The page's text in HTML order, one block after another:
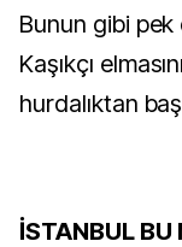
Bunun gibi pek
Kaşıkçı
hurdalıktan
İSTANBUL BU